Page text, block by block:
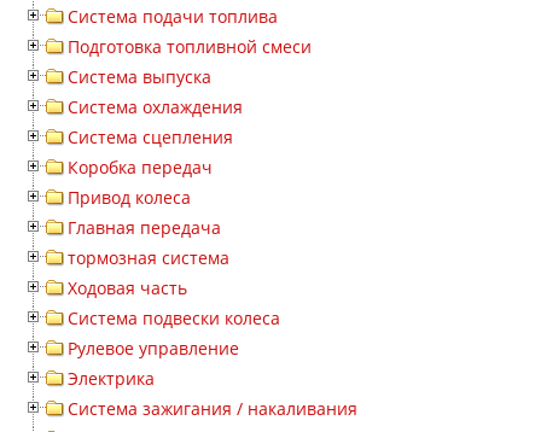
Система подачи топлива
Подготовка топливной смеси
Система выпуска
Система охлаждения
Система сцепления
Коробка передач
Привод колеса
Главная передача
тормозная система
Ходовая часть
Система подвески колеса
Рулевое управление
Электрика
Система зажигания / накаливания